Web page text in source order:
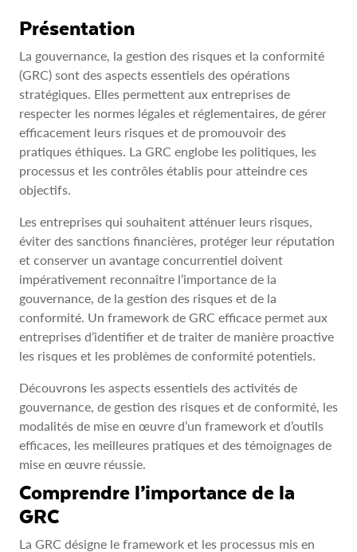
Présentation
La gouvernance, la gestion des risques et la conformité
(GRC) sont des aspects essentiels des opérations
stratégiques. Elles permettent aux entreprises de
respecter les normes légales et réglementaires, de gérer
efficacement leurs risques et de promouvoir des
pratiques éthiques. La GRC englobe les politiques, les
processus et les contrôles établis pour atteindre ces
objectifs.
Les entreprises qui souhaitent atténuer leurs risques,
éviter des sanctions financières, protéger leur réputation
et conserver un avantage concurrentiel doivent
impérativement reconnaître l’importance de la
gouvernance, de la gestion des risques et de la
conformité. Un framework de GRC efficace permet aux
entreprises d’identifier et de traiter de manière proactive
les risques et les problèmes de conformité potentiels.
Découvrons les aspects essentiels des activités de
gouvernance, de gestion des risques et de conformité, les
modalités de mise en œuvre d’un framework et d’outils
efficaces, les meilleures pratiques et des témoignages de
mise en œuvre réussie.
Comprendre l’importance de la
GRC
La GRC désigne le framework et les processus mis en